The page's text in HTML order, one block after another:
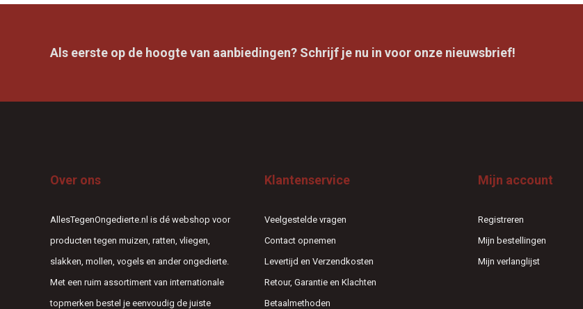
Als eerste op de hoogte van aanbiedingen? Schrijf je nu in voor onze nieuwsbrief!
Over ons
AllesTegenOngedierte.nl is dé webshop voor
producten tegen muizen, ratten, vliegen,
slakken, mollen, vogels en ander ongedierte.
Met een ruim assortiment van internationale
topmerken bestel je eenvoudig de juiste
Klantenservice
Veelgestelde vragen
Contact opnemen
Levertijd en Verzendkosten
Retour, Garantie en Klachten
Betaalmethoden
Mijn account
Registreren
Mijn bestellingen
Mijn verlanglijst